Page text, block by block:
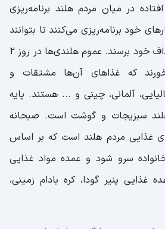
در میان مردم هلند برنامه‌ریزی
خود برنامه‌ریزی می‌کنند تا بتوانند
در زمان مشخص به اهداف خود برسند. عموم هلندی‌ها در روز 2
که غذا‌های آن‌ها مشتقات و
آلمانی، چینی و ... هستند. پایه
سبزیجات و گوشت است. صبحانه
غذایی مردم هلند است که بر اساس
سرو شود و عمده مواد غذایی
پنیر گودا، کره بادام زمینی،